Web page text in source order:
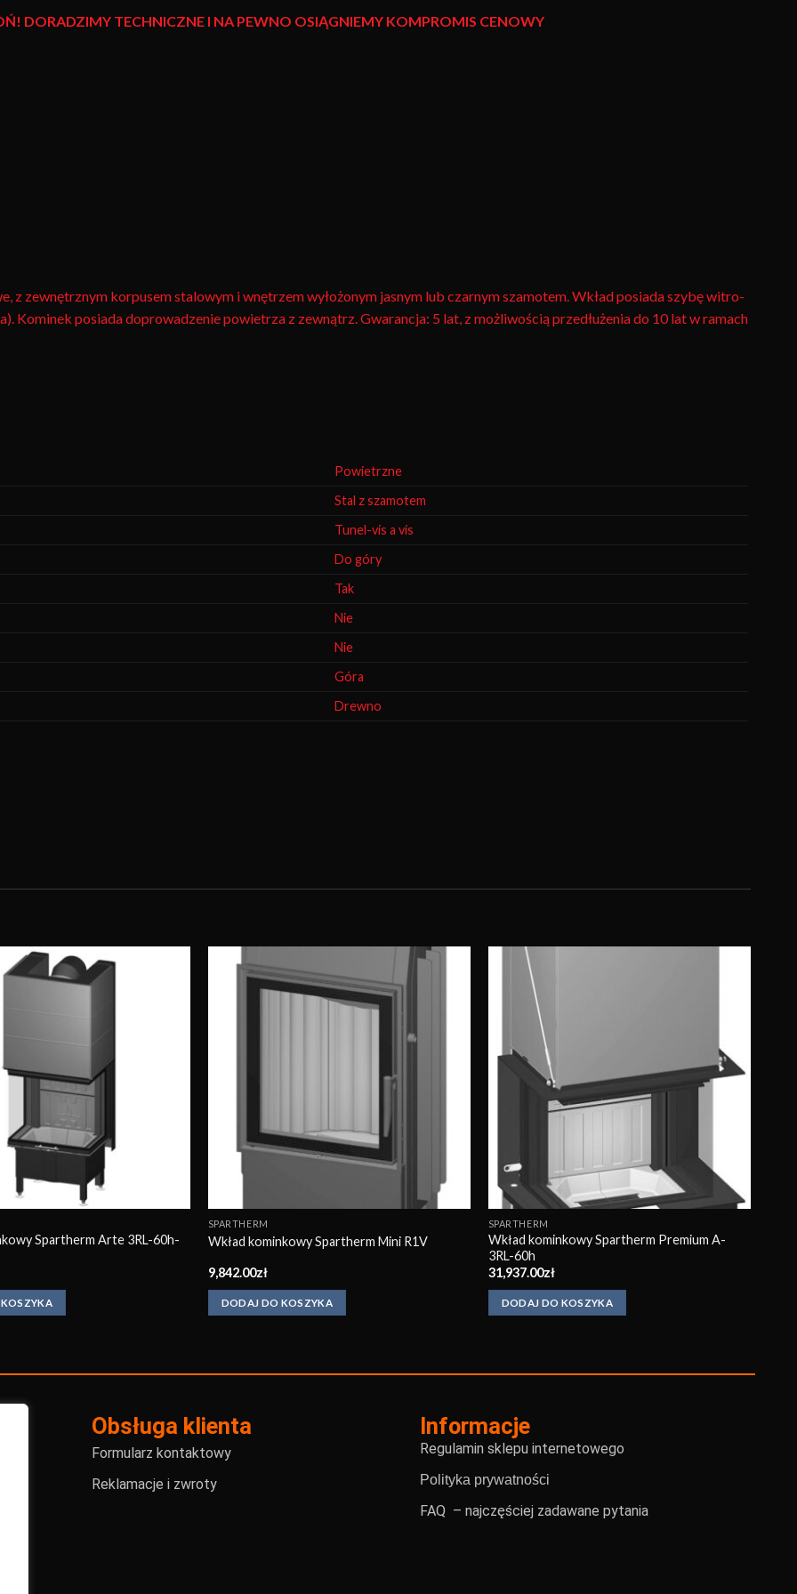
DORADZIMY TECHNICZNE I NA PEWNO OSIĄGNIEMY KOMPROMIS CENOWY
z zewnętrznym korpusem stalowym i wnętrzem wyłożonym jasnym lub czarnym szamotem. Wkład posiada szybę witro-
Kominek posiada doprowadzenie powietrza z zewnątrz. Gwarancja: 5 lat, z możliwością przedłużenia do 10 lat w ramach
Powietrzne
Stal z szamotem
Tunel-vis a vis
Do góry
Tak
Nie
Nie
Góra
Drewno
Spartherm Arte 3RL-60h-
SPARTHERM
Wkład kominkowy Spartherm Mini R1V
9,842.00zł
DODAJ DO KOSZYKA
SPARTHERM
Wkład kominkowy Spartherm Premium A-
3RL-60h
31,937.00zł
DODAJ DO KOSZYKA
Obsługa klienta
Formularz kontaktowy
Reklamacje i zwroty
Informacje
Regulamin sklepu internetowego
Polityka prywatności
FAQ – najczęściej zadawane pytania